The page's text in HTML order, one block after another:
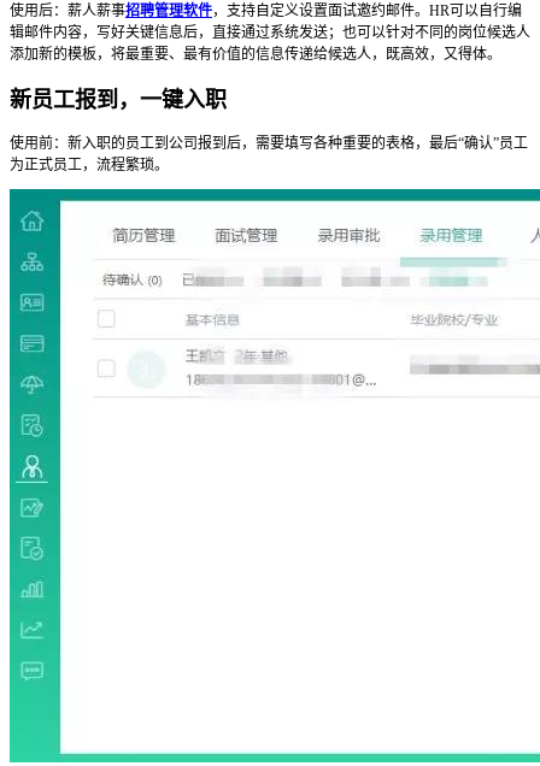
使用后：薪人薪事招聘管理软件，支持自定义设置面试邀约邮件。HR可以自行编
辑邮件内容，写好关键信息后，直接通过系统发送；也可以针对不同的岗位候选人
添加新的模板，将最重要、最有价值的信息传递给候选人，既高效，又得体。
新员工报到，一键入职
使用前：新入职的员工到公司报到后，需要填写各种重要的表格，最后“确认”员工
为正式员工，流程繁琐。